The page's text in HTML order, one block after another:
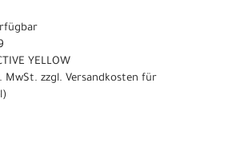
YELLOW
MwSt. zzgl. Versandkosten für
)